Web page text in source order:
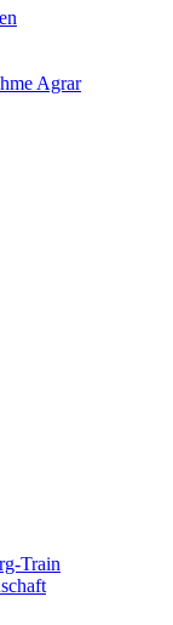
Agrar
Train